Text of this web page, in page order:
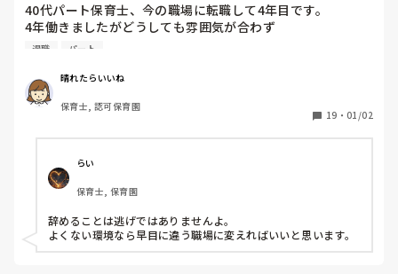
40代パート保育士、今の職場に転職して4年目です。
4年働きましたがどうしても雰囲気が合わず
退職しようと思っています。
周りの職員は、勤続10年以上から何十年という先生がほとん
どです。
保護者子どもの愚痴悪口が多く、
今で言う不適切保育も
仕方ないよね
もう何も言わずに
子どもの言いなりになればいいんだね
などいう意見で…
上の先生に相談することは難しそうです。
退職 パート
晴れたらいいね
保育士, 認可保育園
19 ・ 01/02
らい
保育士, 保育園
辞めることは逃げではありませんよ。
よくない環境なら早目に違う職場に変えればいいと思います。